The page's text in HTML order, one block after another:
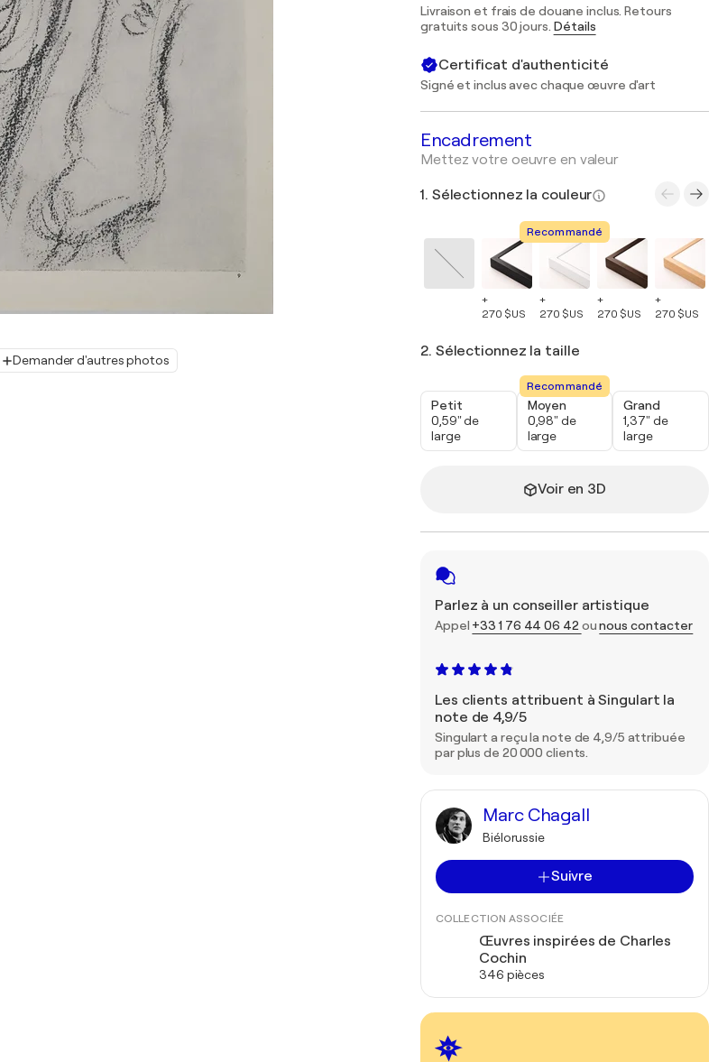
Demander d'autres photos
Livraison et frais de douane inclus. Retours
gratuits sous 30 jours. Détails
Certificat d'authenticité
Signé et inclus avec chaque œuvre d'art
Encadrement
Mettez votre oeuvre en valeur
1. Sélectionnez la couleur
+
270 $US
Recommandé
+
270 $US
+
270 $US
+
270 $US
2. Sélectionnez la taille
Petit
0,59" de
large
Recommandé
Moyen
0,98" de
large
Grand
1,37" de
large
Voir en 3D
Parlez à un conseiller artistique
Appel +33 1 76 44 06 42 ounous contacter
Les clients attribuent à Singulart la
note de 4,9/5
Singulart a reçu la note de 4,9/5 attribuée
par plus de 20 000 clients.
Marc Chagall
Biélorussie
Suivre
COLLECTION ASSOCIÉE
Œuvres inspirées de Charles
Cochin
346 pièces